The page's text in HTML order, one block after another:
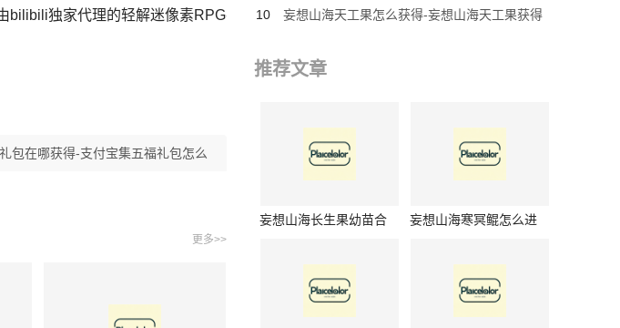
bilibili独家代理的轻解迷像素RPG手
包在哪获得-支付宝集五福礼包怎么
更多>>
木板所需材料介绍
10 妄想山海天工果怎么获得-妄想山海天工果获得
推荐文章
妄想山海长生果幼苗合
妄想山海寒冥鲲怎么进